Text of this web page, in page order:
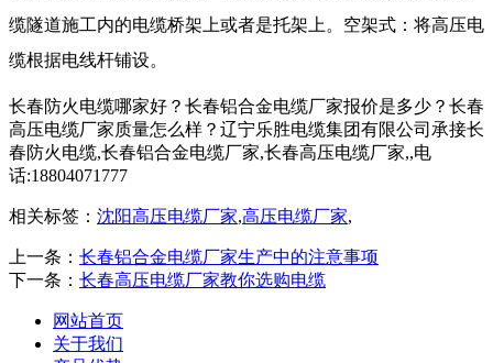
缆隧道施工内的电缆桥架上或者是托架上。空架式：将高压电
缆根据电线杆铺设。
长春防火电缆哪家好？长春铝合金电缆厂家报价是多少？长春
高压电缆厂家质量怎么样？辽宁乐胜电缆集团有限公司承接长
春防火电缆,长春铝合金电缆厂家,长春高压电缆厂家,,电
话:18804071777
相关标签： 沈阳高压电缆厂家,高压电缆厂家,
上一条： 长春铝合金电缆厂家生产中的注意事项
下一条： 长春高压电缆厂家教你选购电缆
网站首页
关于我们